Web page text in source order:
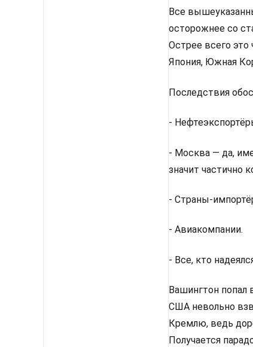
Все
осторожнее со
Острее всего
Япония, Южная
Последствия
-
- Москва — да,
значит частично
- Страны-
- Авиакомпании.
- Все, кто
Вашингтон попал
США невольно
Кремлю, ведь
Получается